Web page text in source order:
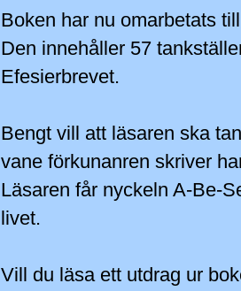
Boken har nu omarbetats
Den innehåller 57
Efesierbrevet.
Bengt vill att läsaren ska
vane förkunanren skriver
Läsaren får nyckeln A-Be-
livet.
Vill du läsa ett utdrag ur